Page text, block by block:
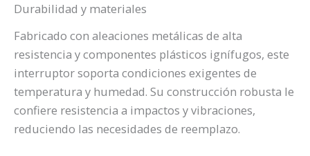
Durabilidad y materiales
Fabricado con aleaciones metálicas de alta
resistencia y componentes plásticos ignífugos, este
interruptor soporta condiciones exigentes de
temperatura y humedad. Su construcción robusta le
confiere resistencia a impactos y vibraciones,
reduciendo las necesidades de reemplazo.